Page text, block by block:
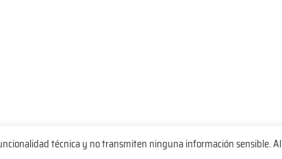
técnica y no transmiten ninguna información sensible. Al